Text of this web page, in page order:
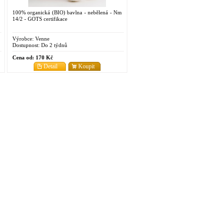
100% organická (BIO) bavlna - nebělená - Nm
14/2 - GOTS certifikace
Výrobce: Venne
Dostupnost: Do 2 týdnů
Cena od: 170 Kč
Koupit
Detail